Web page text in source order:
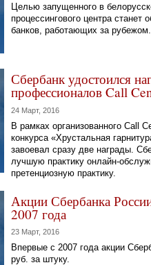
Целью запущенного в
процессингового центра станет
банков, работающих за рубежом.
Сбербанк удостоился
профессионалов Call
24 Март, 2016
В рамках организованного Call
конкурса «Хрустальная
завоевал сразу две награды.
лучшую практику онлайн-
претенциозную практику.
Акции Сбербанка
2007 года
23 Март, 2016
Впервые с 2007 года акции
руб. за штуку.